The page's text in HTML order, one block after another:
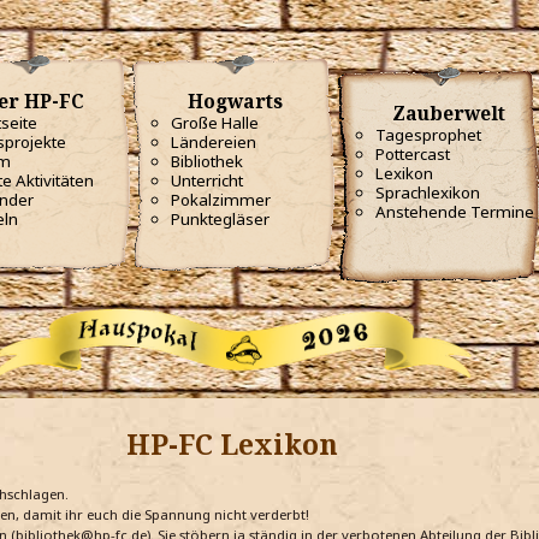
HP-FC
Aktivitäten
Hogwarts
Große Halle
Ländereien
Bibliothek
Unterricht
Pokalzimmer
Punktegläser
Zauberwelt
Tagesprophet
Pottercast
Lexikon
Sprachlexikon
Anstehende Termine
HP-FC Lexikon
damit ihr euch die Spannung nicht verderbt!
fc.de). Sie stöbern ja ständig in der verbotenen Abteilung der